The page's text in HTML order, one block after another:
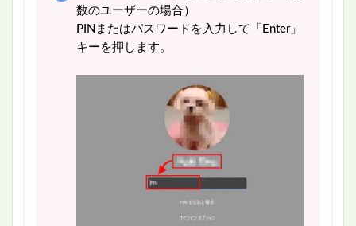
数のユーザーの場合）
PINまたはパスワードを入力して「Enter」
キーを押します。